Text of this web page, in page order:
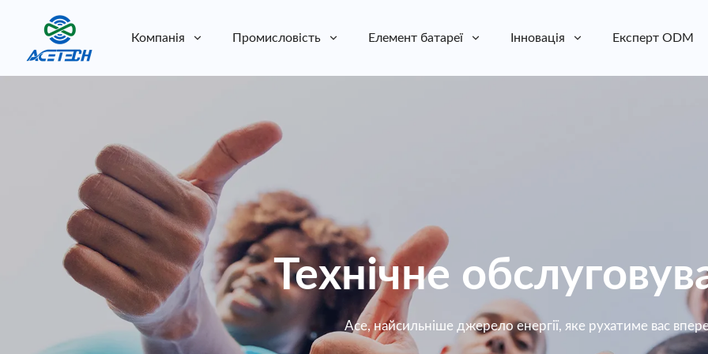
Компанія Промисловість Елемент батареї Інновація Експерт ODM
Технічне
Ace, найсильніше джерело енергії, яке рухатиме вас